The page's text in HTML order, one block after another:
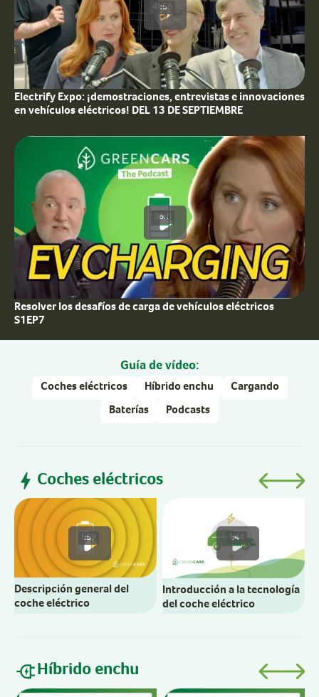
41:56
Electrify Expo: ¡demostraciones, entrevistas e innovaciones
en vehículos eléctricos! DEL 13 DE SEPTIEMBRE
36:11
Resolver los desafíos de carga de vehículos eléctricos
S1EP7
Guía de vídeo:
Coches eléctricos Híbrido enchu Cargando
Baterías Podcasts
Coches eléctricos
1:59
Descripción general del
coche eléctrico
1:44
Introducción a la tecnología
del coche eléctrico
Híbrido enchu